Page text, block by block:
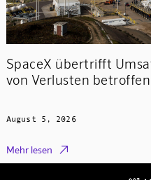
SpaceX übertrifft
von Verlusten betroffen
August 5, 2026
Mehr lesen 